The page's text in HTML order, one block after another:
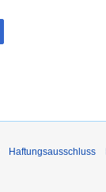
Haftungsausschluss